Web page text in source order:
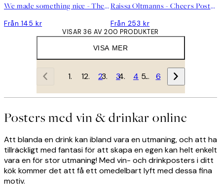
We made something nice - The Negroni Poster
Från 145 kr
Raissa Oltmanns - Cheers Poster
Från 253 kr
VISA MER
VISAR 36 AV 200 PRODUKTER
1 2 3 4 … 6
Posters med vin & drinkar online
Att blanda en drink kan ibland vara en utmaning, och att ha
tillräckligt med fantasi för att skapa en egen kan helt enkelt
vara en för stor utmaning! Med vin- och drinkposters i ditt
kök kommer det att få ett omedelbart lyft med dessa fina
motiv.